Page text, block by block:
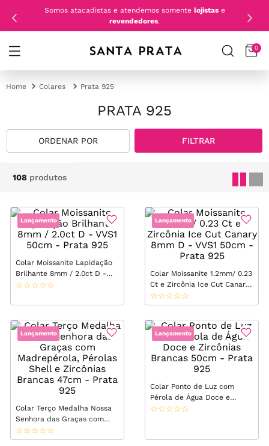
Somos atacadistas e atendemos somente lojistase
revendedores.
0
Colares Prata 925
PRATA 925
FILTRAR
108 produtos
Lançamento
Colar Moissanite Lapidação
Brilhante 8mm / 2.0ct D -
VVS1 50cm - Prata 925
☆☆☆☆☆
Lançamento
Colar Moissanite 1.2mm/ 0.23
Ct e Zircônia Ice Cut Canary
8mm D - VVS1 50cm - Prata
925
☆☆☆☆☆
Lançamento
Colar Terço Medalha Nossa
Senhora das Graças com
Madrepérola, Pérolas Shell e
Zircônias Brancas 47cm -
☆☆☆☆☆
Lançamento
Colar Ponto de Luz com
Pérola de Água Doce e
Zircônias Brancas 50cm -
☆☆☆☆☆